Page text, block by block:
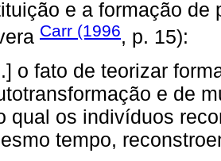
e a formação de
Carr (1996, p. 15):
o fato de teorizar
e de
qual os indivíduos
tempo,